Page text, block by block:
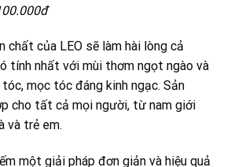
chất của LEO sẽ làm hài lòng cả
tính nhất với mùi thơm ngọt ngào và
mọc tóc đáng kinh ngạc. Sản
cho tất cả mọi người, từ nam giới
và trẻ em.
một giải pháp đơn giản và hiệu quả